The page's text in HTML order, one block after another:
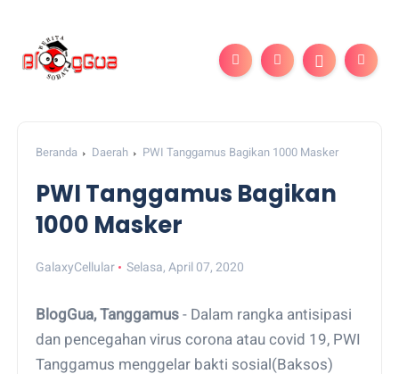
Beranda Daerah PWI Tanggamus Bagikan 1000 Masker
PWI Tanggamus Bagikan
1000 Masker
GalaxyCellular Selasa, April 07, 2020
BlogGua, Tanggamus - Dalam rangka antisipasi
dan pencegahan virus corona atau covid 19, PWI
Tanggamus menggelar bakti sosial(Baksos)